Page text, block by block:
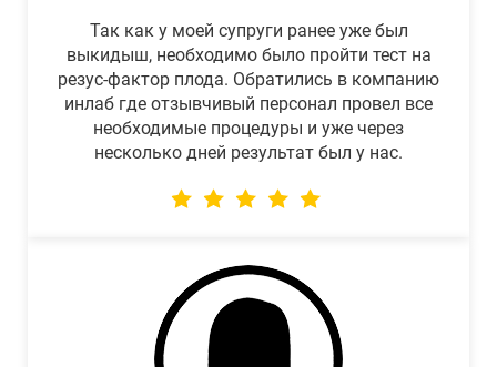
Так как у моей супруги ранее уже был
выкидыш, необходимо было пройти тест на
резус-фактор плода. Обратились в компанию
инлаб где отзывчивый персонал провел все
необходимые процедуры и уже через
несколько дней результат был у нас.